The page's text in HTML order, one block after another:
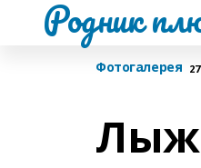
Родник
Фотогалерея